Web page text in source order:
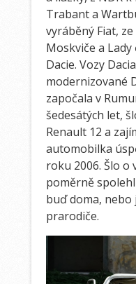
Trabant a
vyráběný Fiat,
Moskviče a
Dacie.Vozy
modernizované
započala v
šedesátých let,
Renault 12 a
automobilka
roku 2006. Šlo o
poměrně
buď doma, nebo
prarodiče.